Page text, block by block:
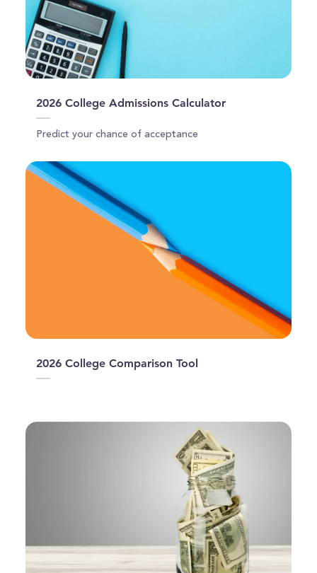
2026 College Admissions Calculator
Predict your chance of acceptance
2026 College Comparison Tool